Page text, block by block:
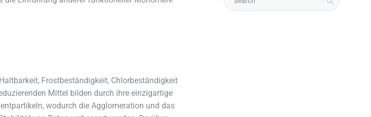
Frostbeständigkeit, Chlorbeständigkeit
Mittel bilden durch ihre einzigartige
wodurch die Agglomeration und das